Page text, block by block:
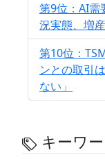
第9位：AI需
況実態、増
第10位：
ンとの取引
ない」
キーワー